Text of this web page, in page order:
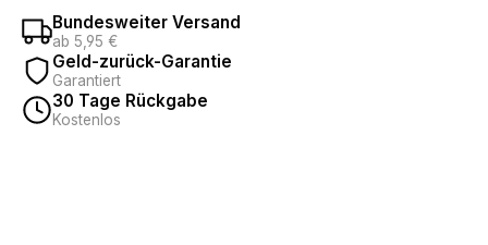
Bundesweiter Versand
ab 5,95 €
Geld-zurück-Garantie
Garantiert
30 Tage Rückgabe
Kostenlos